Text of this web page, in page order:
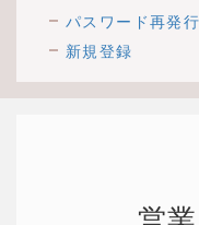
パスワード再発
新規登録
営